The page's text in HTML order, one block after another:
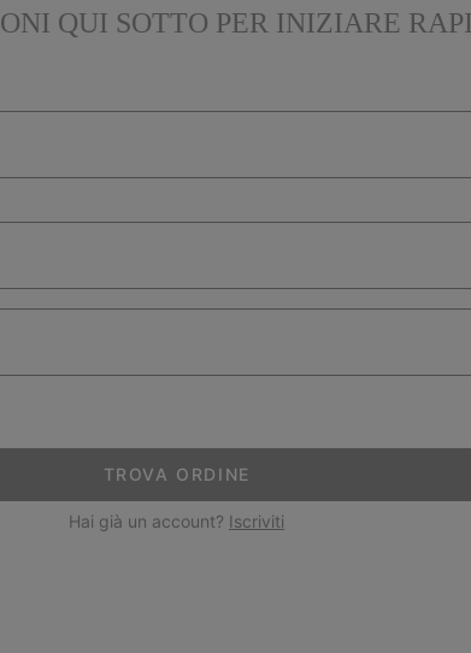
QUI SOTTO PER INIZIARE
TROVA ORDINE
Hai già un account? Iscriviti